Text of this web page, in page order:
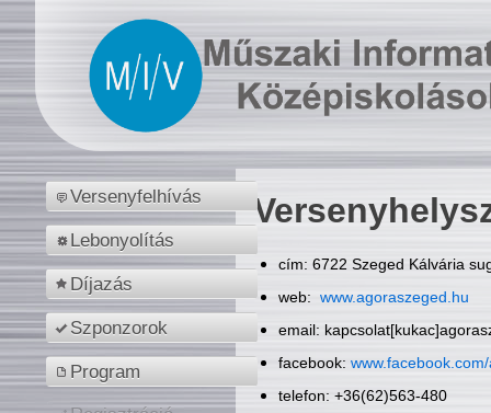
Versenyfelhívás
Lebonyolítás
Díjazás
Szponzorok
Program
cím: 6722 Szeged Kálvária
web: www.agoraszeged.hu
email:
facebook:
telefon: +36(62)563-480